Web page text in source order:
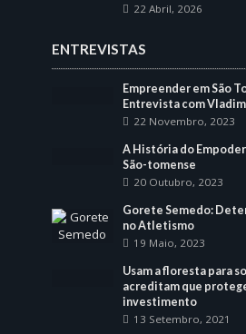
22 Abril, 2026
ENTREVISTAS
Empreender em São
Entrevista com
22 Novembro, 2023
A História do
São-tomense
20 Outubro, 2023
Gorete Semedo:
no Atletismo
19 Maio, 2023
Usam a floresta para
acreditam que
investimento
13 Setembro, 2021